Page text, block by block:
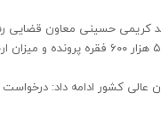
حسینی معاون قضایی
اعاده دادرسی ماده ۴۷۴ برای اولین بار در